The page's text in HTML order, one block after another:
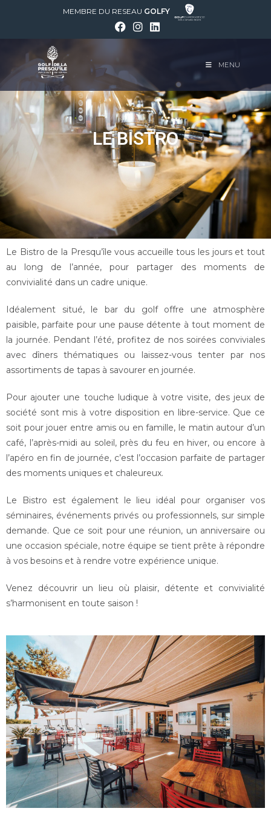
MEMBRE DU RESEAU GOLFY
MENU
LE BISTRO
Le Bistro de la Presqu’île vous accueille tous les jours et tout
au long de l’année, pour partager des moments de
convivialité dans un cadre unique.
Idéalement situé, le bar du golf offre une atmosphère
paisible, parfaite pour une pause détente à tout moment de
la journée. Pendant l’été, profitez de nos soirées conviviales
avec dîners thématiques ou laissez-vous tenter par nos
assortiments de tapas à savourer en journée.
Pour ajouter une touche ludique à votre visite, des jeux de
société sont mis à votre disposition en libre-service. Que ce
soit pour jouer entre amis ou en famille, le matin autour d’un
café, l’après-midi au soleil, près du feu en hiver, ou encore à
l’apéro en fin de journée, c’est l’occasion parfaite de partager
des moments uniques et chaleureux.
Le Bistro est également le lieu idéal pour organiser vos
séminaires, événements privés ou professionnels, sur simple
demande. Que ce soit pour une réunion, un anniversaire ou
une occasion spéciale, notre équipe se tient prête à répondre
à vos besoins et à rendre votre expérience unique.
Venez découvrir un lieu où plaisir, détente et convivialité
s’harmonisent en toute saison !